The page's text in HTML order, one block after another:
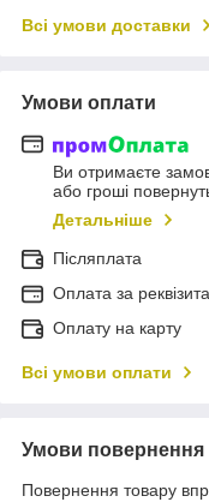
Всі умови доставки
Умови оплати
Ви отримаєте
або гроші
Детальніше
Післяплата
Оплата за
Оплату на карту
Всі умови оплати
Умови повернення
Повернення товару